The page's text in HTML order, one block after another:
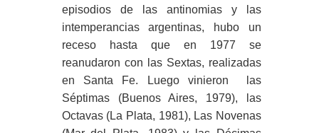
episodios de las antinomias y las
intemperancias argentinas, hubo un
receso hasta que en 1977 se
reanudaron con las Sextas, realizadas
en Santa Fe. Luego vinieron las
Séptimas (Buenos Aires, 1979), las
Octavas (La Plata, 1981), Las Novenas